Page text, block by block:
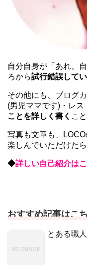
自分自身が「あれ、
ろから試行錯誤して
その他にも、ブログ
(男児ママです)・レ
ことを詳しく書く こ
写真も文章も、
楽しんでいただけた
◆詳しい自己紹介は
おすすめ記事はこ
とある職